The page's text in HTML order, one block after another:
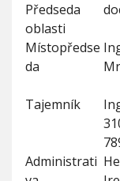
Předseda
oblasti
Místopředse
da
Tajemník
Administrati